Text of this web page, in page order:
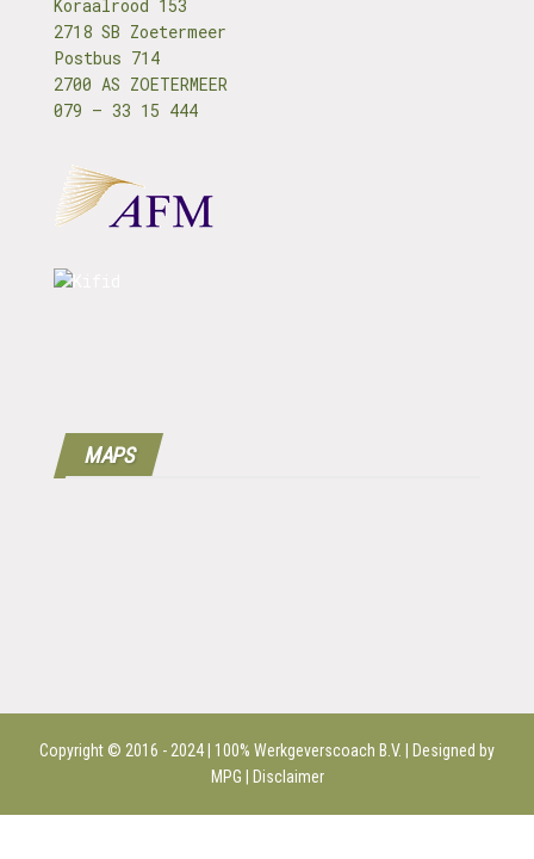
Koraalrood 153
2718 SB Zoetermeer
Postbus 714
2700 AS ZOETERMEER
079 – 33 15 444
MAPS
Copyright © 2016 - 2024 | 100% Werkgeverscoach B.V. | Designed by
MPG |
Disclaimer